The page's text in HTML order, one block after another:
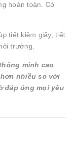
hoàn toàn. Có
tiết kiệm giấy, tiết
trường.
minh cao
nhiều so với
đáp ứng mọi yêu